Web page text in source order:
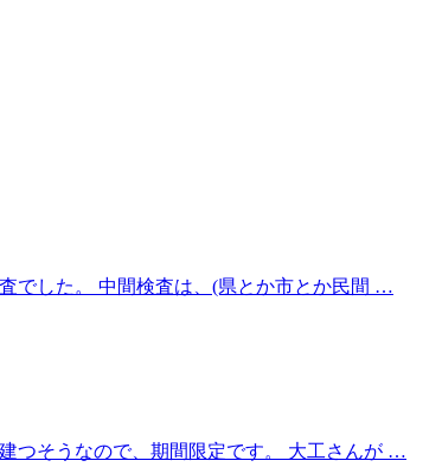
でした。 中間検査は、(県とか市とか民間 …
つそうなので、期間限定です。 大工さんが …